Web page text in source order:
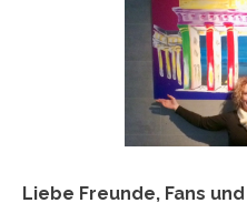
Liebe Freunde, Fans